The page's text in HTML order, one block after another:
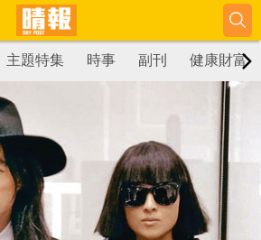
主題特集 時事 副刊 健康財富